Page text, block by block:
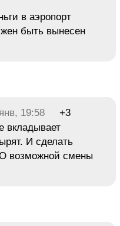
в аэропорт
быть вынесен
19:58
+3
вкладывает
И сделать
возможной смены